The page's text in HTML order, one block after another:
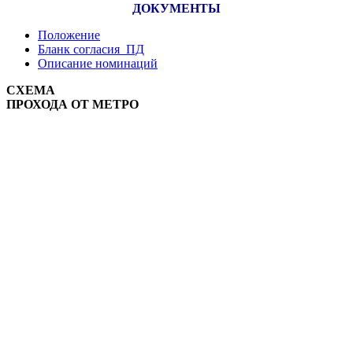
ДОКУМЕНТЫ
Положение
Бланк согласия ПД
Описание номинаций
СХЕМА
ПРОХОДА ОТ МЕТРО